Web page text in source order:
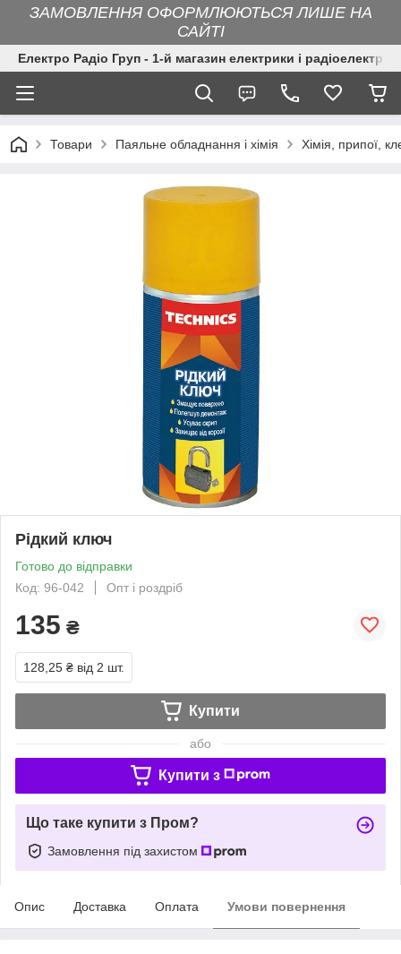
ЗАМОВЛЕННЯ ОФОРМЛЮЮТЬСЯ ЛИШЕ НА
САЙТІ
Електро Радіо Груп - 1-й магазин електрики і
Товари Паяльне обладнання і хімія Хімія, припої,
Рідкий ключ
Готово до відправки
Код: 96-042
Опт і роздріб
135 ₴
128,25 ₴ від 2 шт.
Купити
або
Купити з
Що таке купити з Пром?
Замовлення під захистом
Опис Доставка Оплата Умови повернення